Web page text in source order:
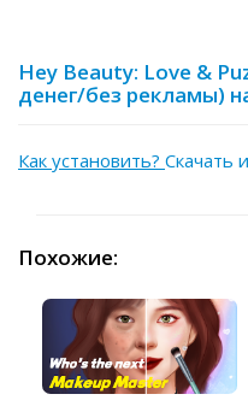
Hey Beauty: Love &
денег/без рекламы)
Как установить? Скачать
Похожие: